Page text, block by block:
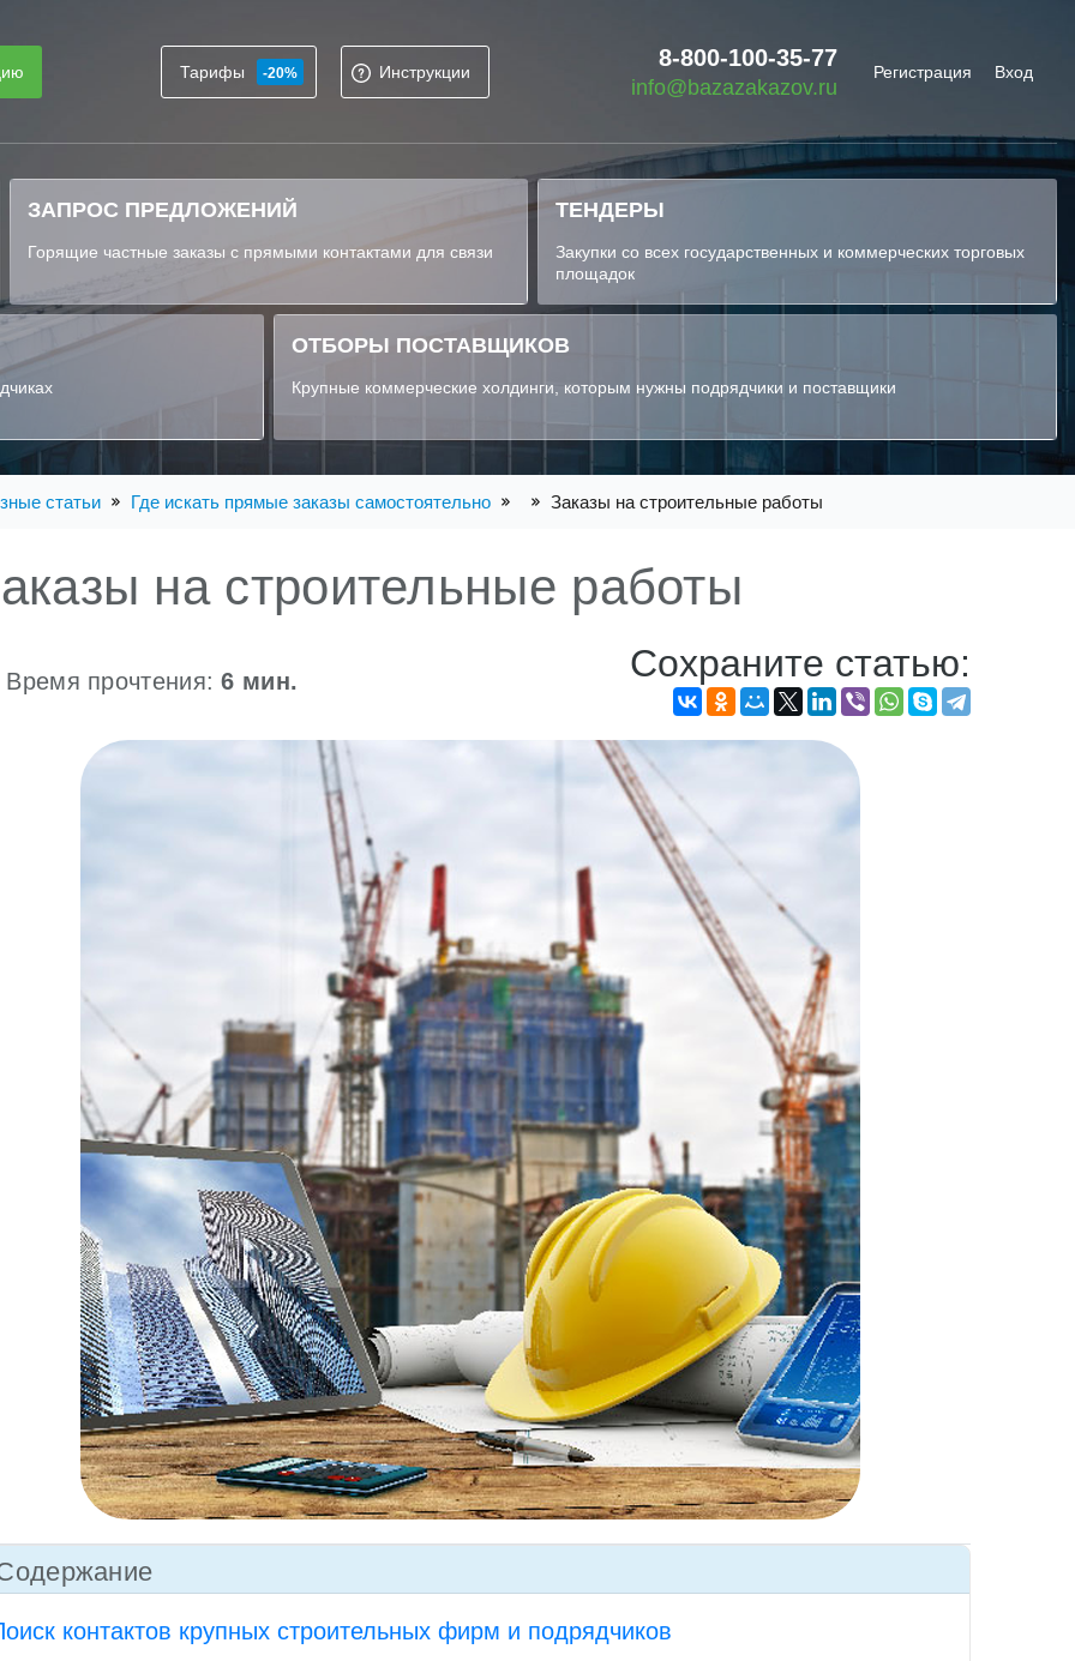
Тарифы -20% Инструкции
8-800-100-35-77
info@bazazakazov.ru
Регистрация Вход
ЗАПРОС ПРЕДЛОЖЕНИЙ
Горящие частные заказы с прямыми контактами для связи
ТЕНДЕРЫ
Закупки со всех государственных и коммерческих торговых
площадок
ОТБОРЫ ПОСТАВЩИКОВ
Крупные коммерческие холдинги, которым нужны подрядчики и поставщики
статьи Где искать прямые заказы самостоятельно Заказы на строительные работы
на строительные работы
Время прочтения:6 мин. Сохраните статью:
контактов крупных строительных фирм и подрядчиков